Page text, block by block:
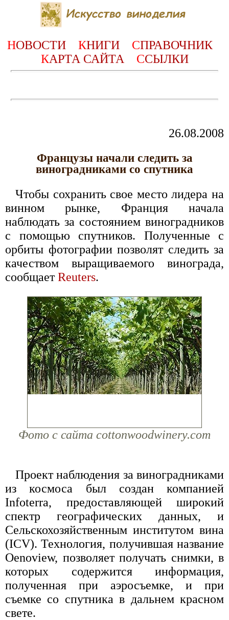
НОВОСТИ КНИГИ СПРАВОЧНИК
КАРТА САЙТА ССЫЛКИ
26.08.2008
Французы начали следить за
виноградниками со спутника
Чтобы сохранить свое место лидера на
винном рынке, Франция начала
наблюдать за состоянием виноградников
с помощью спутников. Полученные с
орбиты фотографии позволят следить за
качеством выращиваемого винограда,
сообщаетReuters.
Фото с сайта cottonwoodwinery.com
Проект наблюдения за виноградниками
из космоса был создан компанией
Infoterra, предоставляющей широкий
спектр географических данных, и
Сельскохозяйственным институтом вина
(ICV). Технология, получившая название
Oenoview, позволяет получать снимки, в
которых содержится информация,
полученная при аэросъемке, и при
съемке со спутника в дальнем красном
свете.